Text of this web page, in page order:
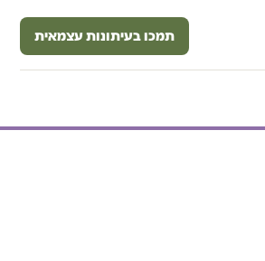
תמכו בעיתונות עצמאית